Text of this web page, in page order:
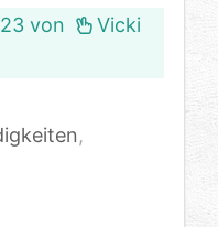
von
Vicki
,